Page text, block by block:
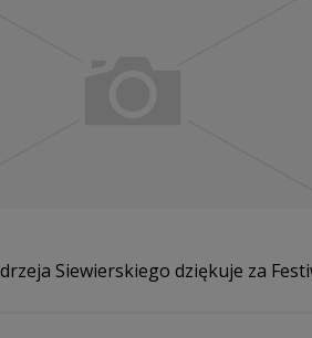
Siewierskiego dziękuje za